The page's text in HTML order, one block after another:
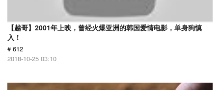
【越哥】2001年上映，曾经火爆亚洲的韩国爱情电影，单身狗慎
入！
# 612
2018-10-25 03:10